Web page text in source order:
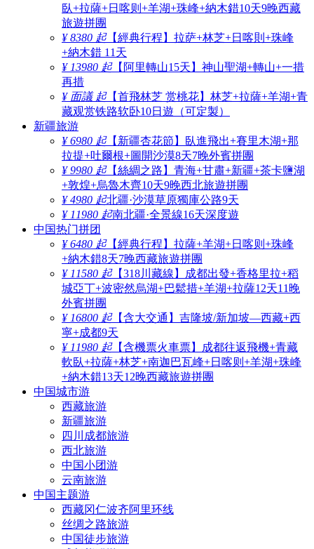
臥+拉薩+日喀则+羊湖+珠峰+納木錯10天9晚西藏
旅遊拼團
¥ 8380 起【經典行程】拉萨+林芝+日喀則+珠峰
+納木錯 11天
¥ 13980 起【阿里轉山15天】神山聖湖+轉山+一措
再措
¥ 面議 起【首飛林芝 赏桃花】林芝+拉薩+羊湖+青
藏观赏铁路软卧10日遊（可定製）
新疆旅游
¥ 6980 起【新疆杏花節】臥進飛出+賽里木湖+那
拉提+吐爾根+圖開沙漠8天7晚外賓拼團
¥ 9980 起【絲綢之路】青海+甘肅+新疆+茶卡鹽湖
+敦煌+烏魯木齊10天9晚西北旅遊拼團
¥ 4980 起北疆·沙漠草原獨庫公路9天
¥ 11980 起南北疆·全景線16天深度遊
中国热门拼团
¥ 6480 起【經典行程】拉薩+羊湖+日喀则+珠峰
+納木錯8天7晚西藏旅遊拼團
¥ 11580 起【318川藏線】成都出發+香格里拉+稻
城亞丁+波密然烏湖+巴鬆措+羊湖+拉薩12天11晚
外賓拼團
¥ 16800 起【含大交通】吉隆坡/新加坡—西藏+西
寧+成都9天
¥ 11980 起【含機票火車票】成都往返飛機+青藏
軟臥+拉薩+林芝+南迦巴瓦峰+日喀则+羊湖+珠峰
+納木錯13天12晚西藏旅遊拼團
中国城市游
西藏旅游
新疆旅游
四川成都旅游
西北旅游
中国小团游
云南旅游
中国主题游
西藏冈仁波齐阿里环线
丝绸之路旅游
中国徒步旅游